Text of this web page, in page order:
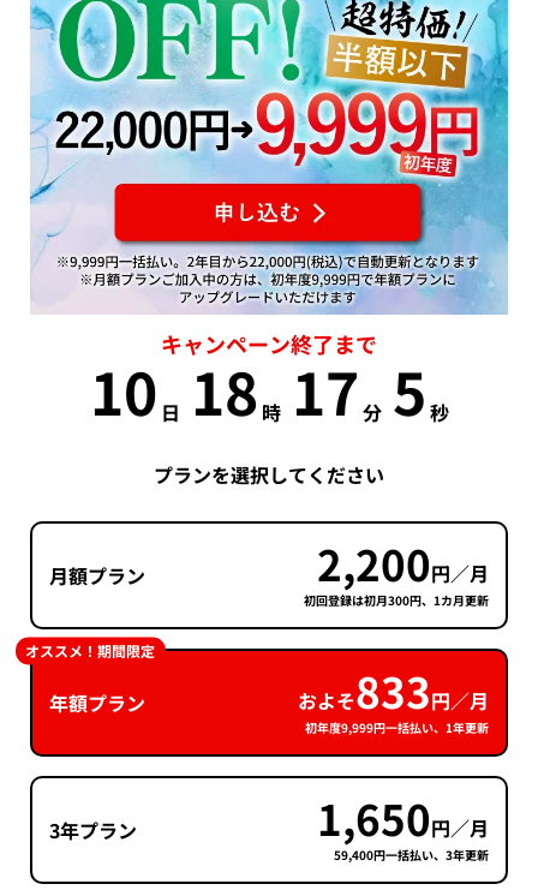
キャンペーン終了まで
10 日 18 時 17 分 5 秒
プランを選択してください
月額プラン 2,200円／月
初回登録は初月300円、1カ月更新
年額プラン およそ833円／月
初年度9,999円一括払い、1年更新
オススメ！期間限定
3年プラン 1,650円／月
59,400円一括払い、3年更新